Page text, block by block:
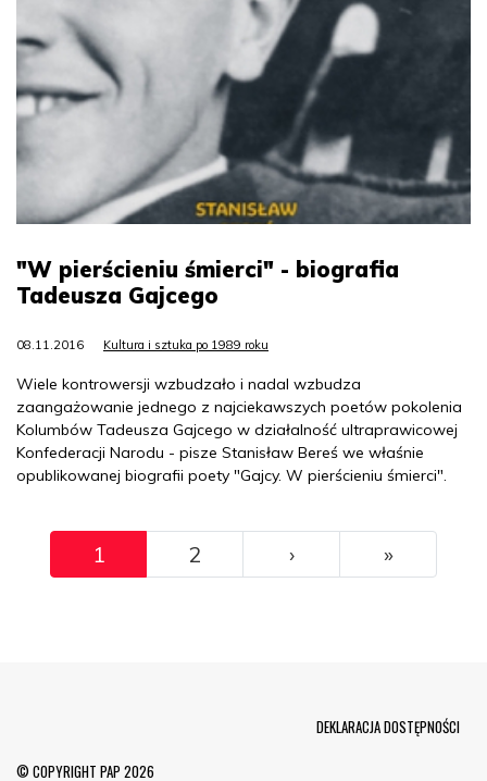
"W pierścieniu śmierci" - biografia
Tadeusza Gajcego
08.11.2016 Kultura i sztuka po 1989 roku
Wiele kontrowersji wzbudzało i nadal wzbudza
zaangażowanie jednego z najciekawszych poetów pokolenia
Kolumbów Tadeusza Gajcego w działalność ultraprawicowej
Konfederacji Narodu - pisze Stanisław Bereś we właśnie
opublikowanej biografii poety "Gajcy. W pierścieniu śmierci".
Pagination
1 2 ››› »Ostatni
© COPYRIGHT PAP 2026
DEKLARACJA DOSTĘPNOŚCI